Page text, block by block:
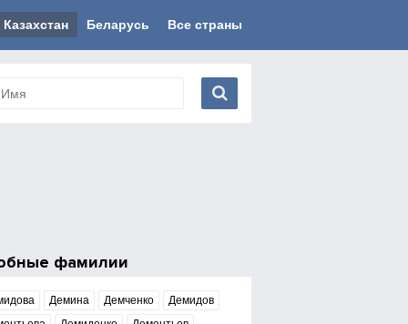
Казахстан Беларусь Все страны
фамилии
Демина Демченко
Демидов